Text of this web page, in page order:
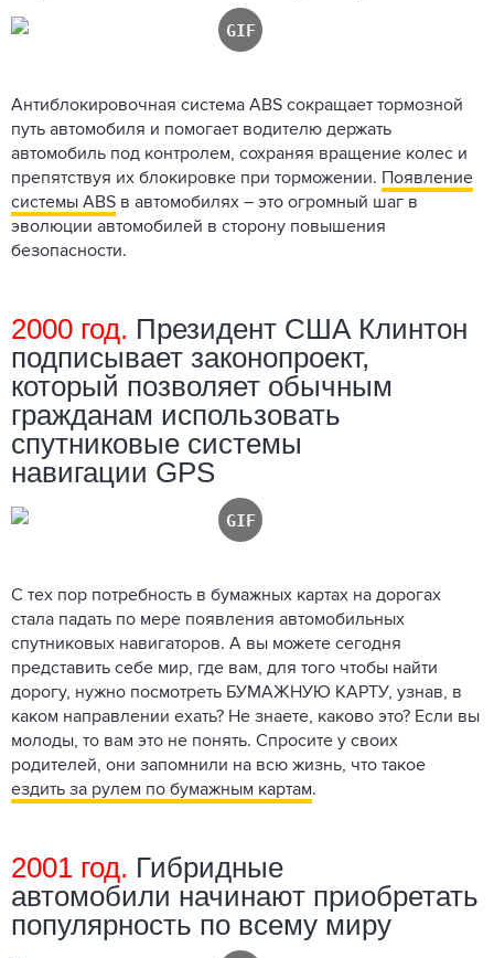
Антиблокировочная система ABS сокращает тормозной
путь автомобиля и помогает водителю держать
автомобиль под контролем, сохраняя вращение колес и
препятствуя их блокировке при торможении. Появление
системы ABS в автомобилях – это огромный шаг в
эволюции автомобилей в сторону повышения
безопасности.
2000 год. Президент США Клинтон
подписывает законопроект,
который позволяет обычным
гражданам использовать
спутниковые системы
навигации GPS
С тех пор потребность в бумажных картах на дорогах
стала падать по мере появления автомобильных
спутниковых навигаторов. А вы можете сегодня
представить себе мир, где вам, для того чтобы найти
дорогу, нужно посмотреть БУМАЖНУЮ КАРТУ, узнав, в
каком направлении ехать? Не знаете, каково это? Если вы
молоды, то вам это не понять. Спросите у своих
родителей, они запомнили на всю жизнь, что такое
ездить за рулем по бумажным картам.
2001 год. Гибридные
автомобили начинают приобретать
популярность по всему миру